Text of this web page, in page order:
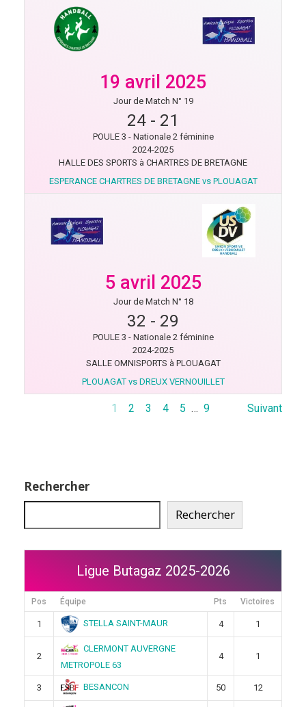
19 avril 2025
Jour de Match N° 19
24 - 21
POULE 3 - Nationale 2 féminine
2024-2025
HALLE DES SPORTS à CHARTRES DE BRETAGNE
ESPERANCE CHARTRES DE BRETAGNE vs PLOUAGAT
5 avril 2025
Jour de Match N° 18
32 - 29
POULE 3 - Nationale 2 féminine
2024-2025
SALLE OMNISPORTS à PLOUAGAT
PLOUAGAT vs DREUX VERNOUILLET
1 2 3 4 5 … 9 Suivant
Rechercher
Rechercher
Ligue Butagaz 2025-2026
Pos Équipe Pts Victoires
1 STELLA SAINT-MAUR 4 1
2
CLERMONT AUVERGNE
METROPOLE 63
4 1
3 BESANCON 50 12